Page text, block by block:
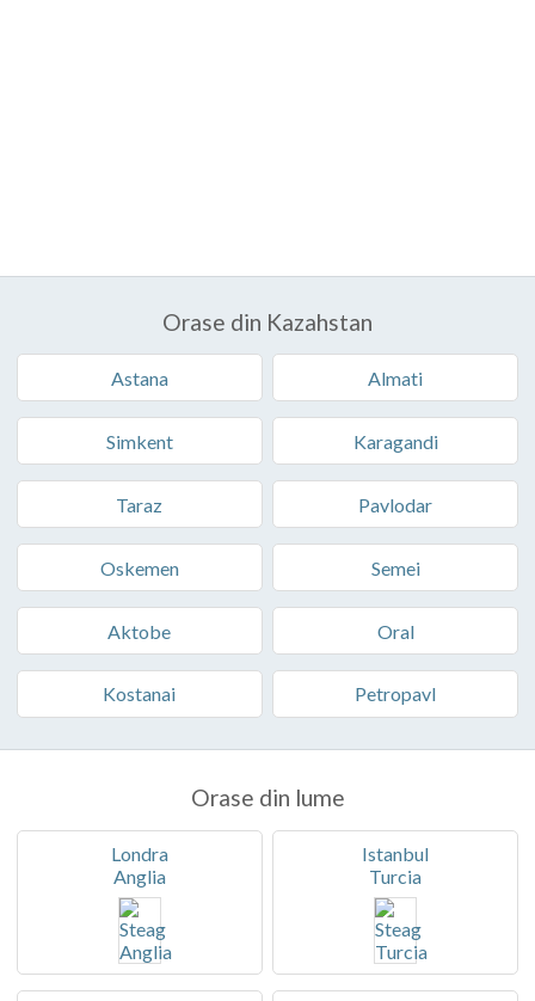
Orase din Kazahstan
Astana Almati
Simkent Karagandi
Taraz Pavlodar
Oskemen Semei
Aktobe Oral
Kostanai Petropavl
Orase din lume
Londra
Anglia
Istanbul
Turcia